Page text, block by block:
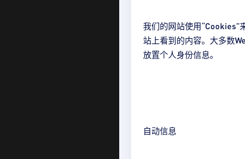
我们的网站使用“Cookies”
站上看到的内容。大多数
放置个人身份信息。
自动信息